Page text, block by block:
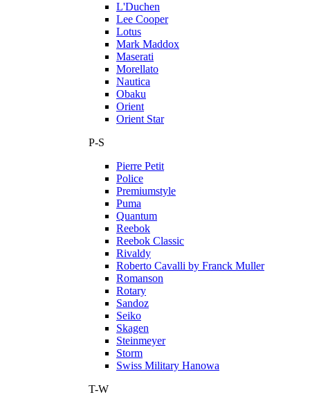
L'Duchen
Lee Cooper
Lotus
Mark Maddox
Maserati
Morellato
Nautica
Obaku
Orient
Orient Star
P-S
Pierre Petit
Police
Premiumstyle
Puma
Quantum
Reebok
Reebok Classic
Rivaldy
Roberto Cavalli by Franck Muller
Romanson
Rotary
Sandoz
Seiko
Skagen
Steinmeyer
Storm
Swiss Military Hanowa
T-W